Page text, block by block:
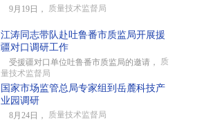
9月19日， 质量技术监督局
江涛同志带队赴吐鲁番市质监局开展援
疆对口调研工作
受援疆对口单位吐鲁番市质监局的邀请， 质
量技术监督局
国家市场监管总局专家组到岳麓科技产
业园调研
8月24日， 质量技术监督局